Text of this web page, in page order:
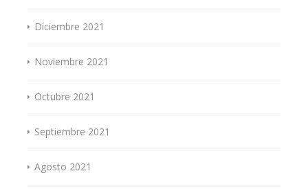
Diciembre 2021
Noviembre 2021
Octubre 2021
Septiembre 2021
Agosto 2021